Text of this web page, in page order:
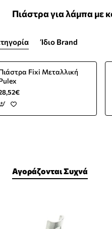
Πιάστρα για λάμπα με
Ίδιο Brand
Fixi Μεταλλική
Αγοράζονται Συχνά